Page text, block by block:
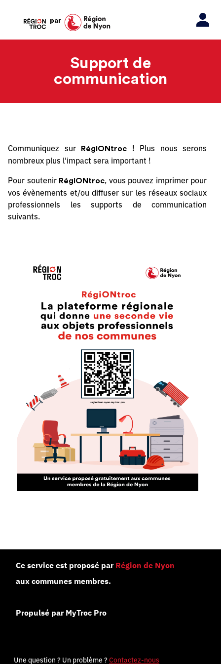
par
Support de
communication
Communiquez sur RégiONtroc
! Plus nous serons
nombreux plus l'impact sera important !
Pour soutenir RégiONtroc, vous pouvez imprimer pour
vos évènements et/ou diffuser sur les réseaux sociaux
professionnels les supports de communication
suivants.
Ce service est proposé par Région de Nyon
aux communes membres.
Propulsé par MyTroc Pro
Une question ? Un problème ?Contactez-nous